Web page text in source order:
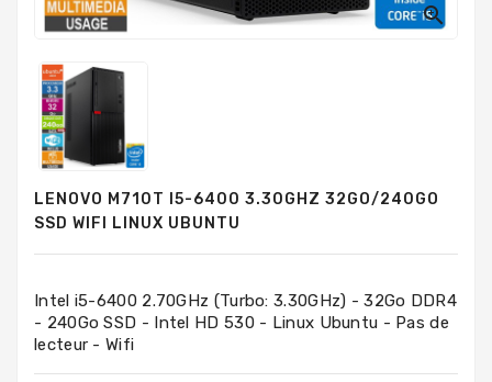
Processeurs
Mémoires
RAM
Durs
Composants
Composants
PC
Portables

LENOVO M710T I5-6400 3.30GHZ 32GO/240GO
SSD WIFI LINUX UBUNTU
Intel i5-6400 2.70GHz (Turbo: 3.30GHz) - 32Go DDR4
- 240Go SSD - Intel HD 530 - Linux Ubuntu - Pas de
lecteur - Wifi